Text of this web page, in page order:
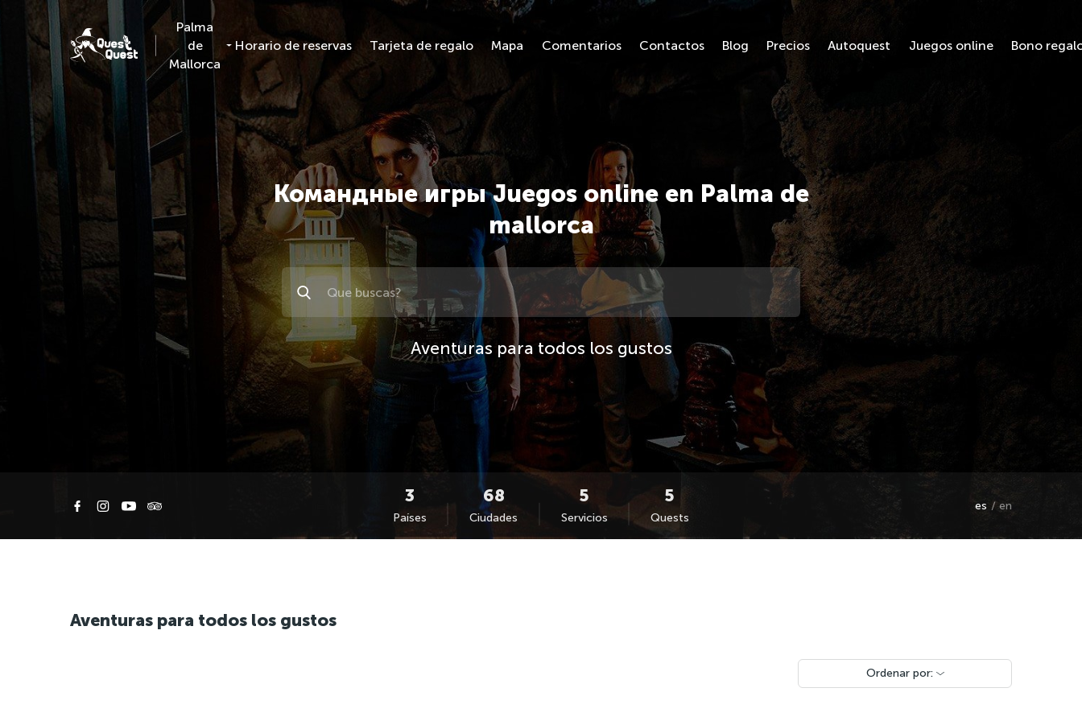
Palma
de
Mallorca
Horario de reservas Tarjeta de regalo Mapa Comentarios Contactos Blog Precios Autoquest Juegos online Bono
Командные игры Juegos online en Palma de
mallorca
Поиск
Aventuras para todos los gustos
Países Ciudades Servicios Quests
es en
Aventuras para todos los gustos
Ordenar por: